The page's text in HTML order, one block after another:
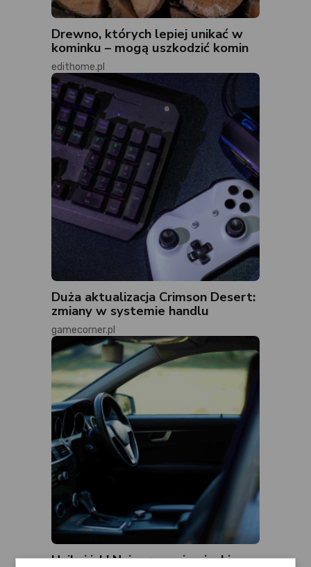
Drewno, których lepiej unikać w
kominku – mogą uszkodzić komin
edithome.pl
Duża aktualizacja Crimson Desert:
zmiany w systemie handlu
gamecorner.pl
Unikaj ich! Najgorsze niemieckie